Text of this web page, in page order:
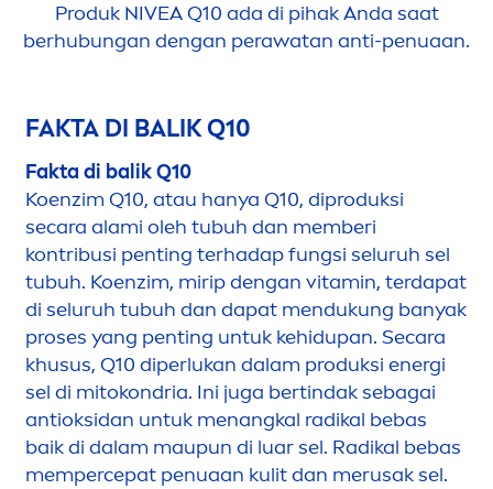
Produk NIVEAQ10 ada di pihak Anda saat
berhubungan dengan perawatan anti-penuaan.
FAKTA DI BALIK Q10
Fakta di balik Q10
Koenzim Q10, atau hanya Q10, diproduksi
secara alami oleh tubuh dan memberi
kontribusi penting terhadap fungsi seluruh sel
tubuh. Koenzim, mirip dengan vitamin, terdapat
di seluruh tubuh dan dapat mendukung banyak
proses yang penting untuk kehidupan. Secara
khusus, Q10 diperlukan dalam produksi energi
sel di mitokondria. Ini juga bertindak sebagai
antioksidan untuk menangkal radikal bebas
baik di dalam maupun di luar sel. Radikal bebas
mempercepat penuaan kulit dan merusak sel.